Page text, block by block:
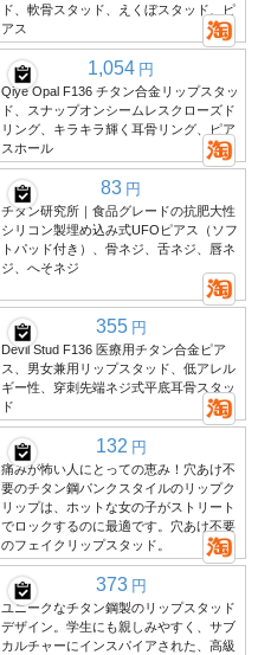
ド、軟骨スタッド、えくぼスタッド、ピ
アス
1,054 円
Qiye Opal F136 チタン合金リップスタッ
ド、スナップオンシームレスクローズド
リング、キラキラ輝く耳骨リング、ピア
スホール
83 円
チタン研究所｜食品グレードの抗肥大性
シリコン製埋め込み式UFOピアス（ソフ
トパッド付き）、骨ネジ、舌ネジ、唇ネ
ジ、へそネジ
355 円
Devil Stud F136 医療用チタン合金ピア
ス、男女兼用リップスタッド、低アレル
ギー性、穿刺先端ネジ式平底耳骨スタッ
ド
132 円
痛みが怖い人にとっての恵み！穴あけ不
要のチタン鋼パンクスタイルのリップク
リップは、ホットな女の子がストリート
でロックするのに最適です。穴あけ不要
のフェイクリップスタッド。
373 円
ユニークなチタン鋼製のリップスタッド
デザイン。学生にも親しみやすく、サブ
カルチャーにインスパイアされた、高級